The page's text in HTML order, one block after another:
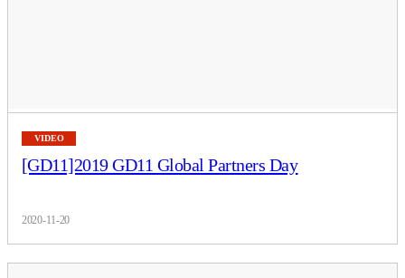
VIDEO
[GD11]2019 GD11 Global Partners Day
2020-11-20